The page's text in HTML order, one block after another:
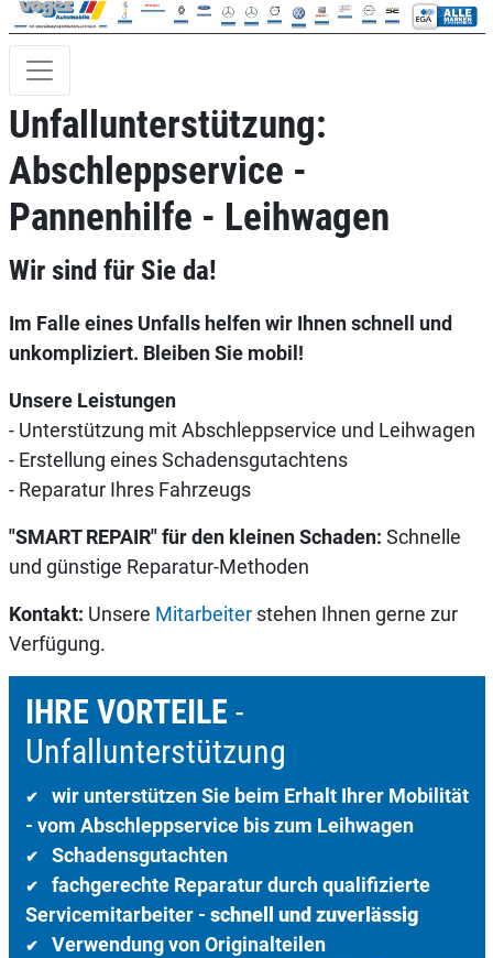
Unfallunterstützung:
Abschleppservice -
Pannenhilfe - Leihwagen
Wir sind für Sie da!
Im Falle eines Unfalls helfen wir Ihnen schnell und
unkompliziert. Bleiben Sie mobil!
Unsere Leistungen
- Unterstützung mit Abschleppservice und Leihwagen
- Erstellung eines Schadensgutachtens
- Reparatur Ihres Fahrzeugs
"SMART REPAIR" für den kleinen Schaden: Schnelle
und günstige Reparatur-Methoden
Kontakt: Unsere Mitarbeiterstehen Ihnen gerne zur
Verfügung.
IHRE VORTEILE -
Unfallunterstützung
✔ wir unterstützen Sie beim Erhalt Ihrer Mobilität
- vom Abschleppservice bis zum Leihwagen
✔ Schadensgutachten
✔ fachgerechte Reparatur durch qualifizierte
Servicemitarbeiter - schnell und zuverlässig
✔ Verwendung von Originalteilen